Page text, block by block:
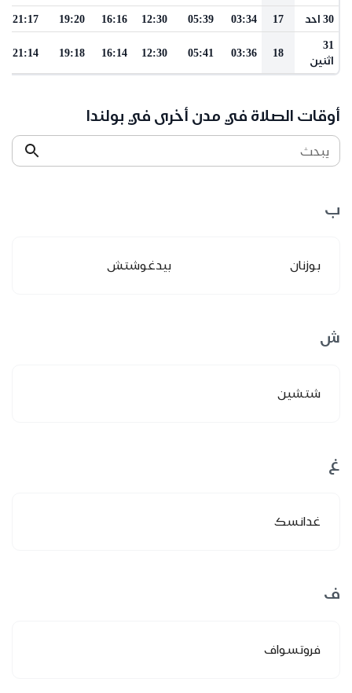
30 احد 17
03:34
05:39
12:30
16:16
19:20
21:17
31
اثنين
18
03:36
05:41
12:30
16:14
19:18
21:14
أوقات الصلاة في مدن أخرى في بولندا
يبحث
ب
بوزنان بيدغوشتش
ش
شتشين
غ
غدانسك
ف
فروتسواف